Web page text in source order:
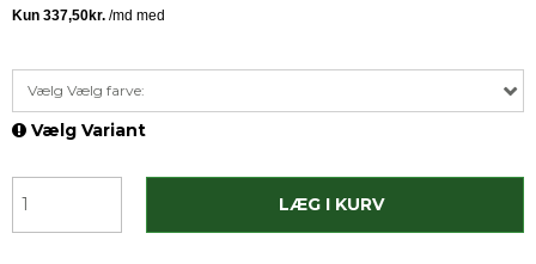
Vælg Vælg farve:
Vælg Variant
LÆG I KURV